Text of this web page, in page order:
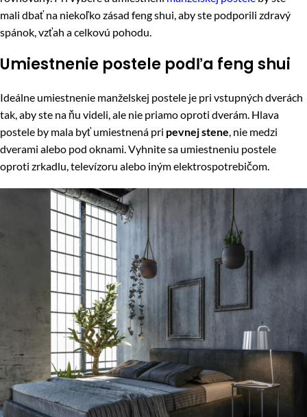
mali dbať na niekoľko zásad feng shui, aby ste podporili zdravý
spánok, vzťah a celkovú pohodu.
Umiestnenie postele podľa feng shui
Ideálne umiestnenie manželskej postele je pri vstupných dverách
tak, aby ste na ňu videli, ale nie priamo oproti dverám. Hlava
postele by mala byť umiestnená pri pevnej stene , nie medzi
dverami alebo pod oknami. Vyhnite sa umiestneniu postele
oproti zrkadlu, televízoru alebo iným elektrospotrebičom.